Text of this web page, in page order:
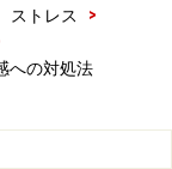
ストレス
>
への対処法